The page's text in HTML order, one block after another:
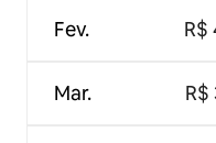
Fev.
Mar.
R$
R$